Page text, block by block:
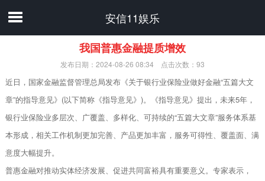
安信11娱乐
我国普惠金融提质增效
发布日期：2024-08-26 08:34 点击次数：93
近日，国家金融监督管理总局发布《关于银行业保险业做好金融“五篇大文
章”的指导意见》(以下简称《指导意见》)。《指导意见》提出，未来5年，
银行业保险业多层次、广覆盖、多样化、可持续的“五篇大文章”服务体系基
本形成，相关工作机制更加完善、产品更加丰富，服务可得性、覆盖面、满
意度大幅提升。
普惠金融对推动实体经济发展、促进共同富裕具有重要意义。专家表示，